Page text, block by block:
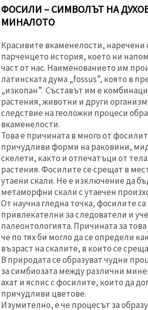
ФОСИЛИ – СИМВОЛЪТ НА
МИНАЛОТО
Красивите вкаменелости, наречени
парченцето история, което ни
част от нас. Наименованието им
латинската дума „fossus”, която в
„изкопан”. Съставът им е
растения, животни и други
следствие на геоложки процеси
вкаменелости.
Това е причината в много от
причудливи форми на раковини,
скелети, както и отпечатъци от
растения. Фосилите се срещат в
утаени скали. Не е изключение да
метаморфни скали с утаечен
От научна гледна точка, фосилите
привлекателни за следователи и
палеонтологията. Причината за
че по тях би могло да се определи
възраст на скалите, в които се
В природата се образуват чудни
за симбиозата между различни
ахат и яспис с фосилите, които да
причудливи цветове.
Изумително, е че процесът за